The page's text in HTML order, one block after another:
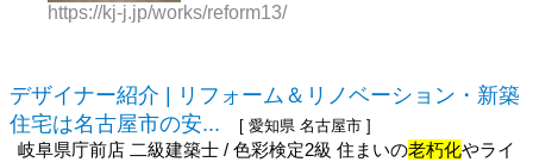
https://kj-j.jp/works/reform13/
デザイナー紹介 | リフォーム＆リノベーション・新築
住宅は名古屋市の安...
[ 愛知県 名古屋市 ]
岐阜県庁前店 二級建築士 / 色彩検定2級 住まいの老朽化やライ